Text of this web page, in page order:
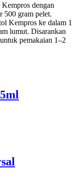
dengan
500 gram pelet.
Kempros ke dalam 1
lumut. Disarankan
pemakaian 1–2